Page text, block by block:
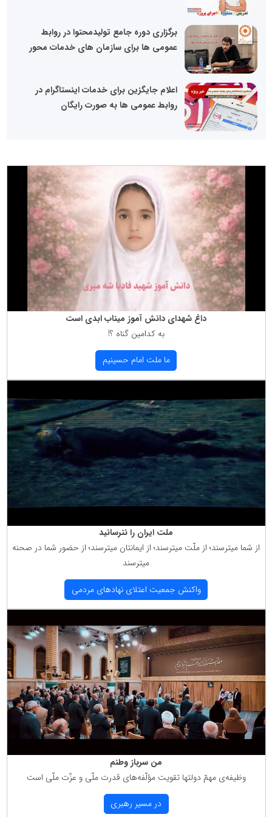
برگزاری دوره جامع تولیدمحتوا در روابط
عمومی ها برای سازمان های خدمات محور
اعلام جایگزین برای خدمات اینستاگرام در
روابط عمومی ها به صورت رایگان
داغ شهدای دانش آموز میناب ابدی است
به كدامین گناه ؟!
ما ملت امام حسینیم
ملت ایران را نترسانید
از شما میترسند؛ از ملّت میترسند؛ از ایمانتان میترسند؛ از حضور شما در صحنه
میترسند
واكنش جمعیت اعتلای نهادهای مردمی
من سرباز وطنم
وظیفه‌ی مهمّ دولتها تقویت مؤلّفه‌های قدرت ملّی و عزّت ملّی است
در مسیر رهبری